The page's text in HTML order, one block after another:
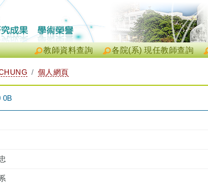
各院(系) 現任教師查詢
教師資料查詢
個人網頁
0B